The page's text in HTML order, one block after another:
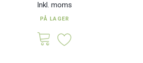
Inkl. moms
PÅ LAGER